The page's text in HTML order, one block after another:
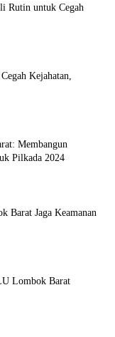
Rutin untuk Cegah
Kejahatan,
Membangun
Pilkada 2024
Barat Jaga Keamanan
Lombok Barat